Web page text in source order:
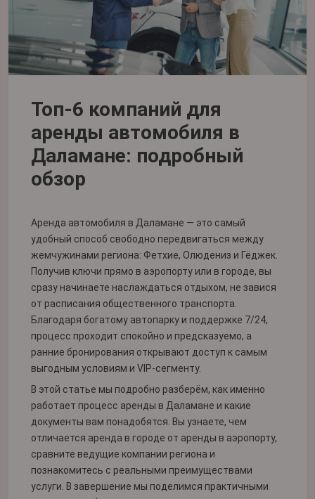
Топ-6 компаний для
аренды автомобиля в
Даламане: подробный
обзор
Аренда автомобиля в Даламане — это самый
удобный способ свободно передвигаться между
жемчужинами региона: Фетхие, Олюдениз и Гёджек.
Получив ключи прямо в аэропорту или в городе, вы
сразу начинаете наслаждаться отдыхом, не завися
от расписания общественного транспорта.
Благодаря богатому автопарку и поддержке 7/24,
процесс проходит спокойно и предсказуемо, а
ранние бронирования открывают доступ к самым
выгодным условиям и VIP-сегменту.
В этой статье мы подробно разберём, как именно
работает процесс аренды в Даламане и какие
документы вам понадобятся. Вы узнаете, чем
отличается аренда в городе от аренды в аэропорту,
сравните ведущие компании региона и
познакомитесь с реальными преимуществами
услуги. В завершение мы поделимся практичными